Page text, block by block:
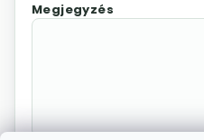
Megjegyzés